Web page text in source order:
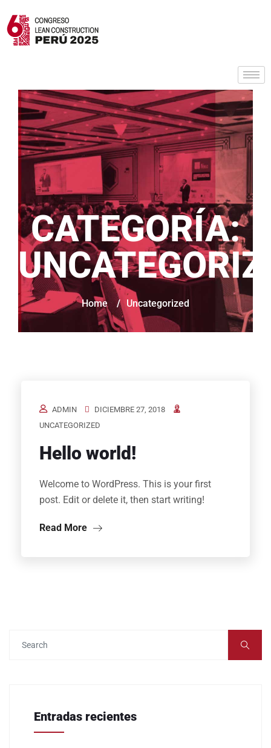
CATEGORÍA:
Home / Uncategorized
ADMIN
DICIEMBRE 27, 2018
UNCATEGORIZED
Hello world!
Welcome to WordPress. This is your first
post. Edit or delete it, then start writing!
Read More
Entradas recientes